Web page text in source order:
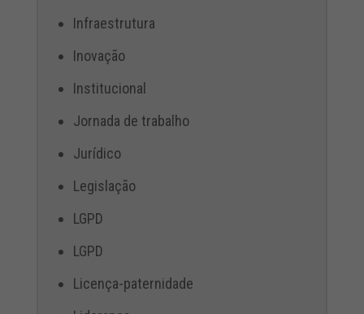
Infraestrutura
Inovação
Institucional
Jornada de trabalho
Jurídico
Legislação
LGPD
LGPD
Licença-paternidade